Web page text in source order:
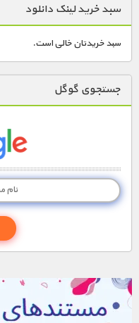
سبد خرید لینک دانلود
سبد خریدتان خالی است.
جستجوی گوگل